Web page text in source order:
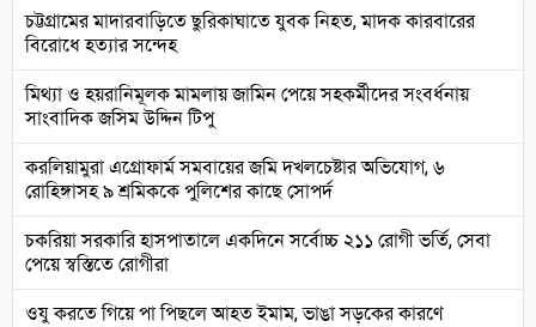
চট্টগ্রামের মাদারবাড়িতে ছুরিকাঘাতে যুবক নিহত, মাদক কারবারের
বিরোধে হত্যার সন্দেহ
মিথ্যা ও হয়রানিমূলক মামলায় জামিন পেয়ে সহকর্মীদের সংবর্ধনায়
সাংবাদিক জসিম উদ্দিন টিপু
করলিয়ামুরা এগ্রোফার্ম সমবায়ের জমি দখলচেষ্টার অভিযোগ, ৬
রোহিঙ্গাসহ ৯ শ্রমিককে পুলিশের কাছে সোপর্দ
চকরিয়া সরকারি হাসপাতালে একদিনে সর্বোচ্চ ২১১ রোগী ভর্তি, সেবা
পেয়ে স্বস্তিতে রোগীরা
ওযু করতে গিয়ে পা পিছলে আহত ইমাম, ভাঙা সড়কের কারণে